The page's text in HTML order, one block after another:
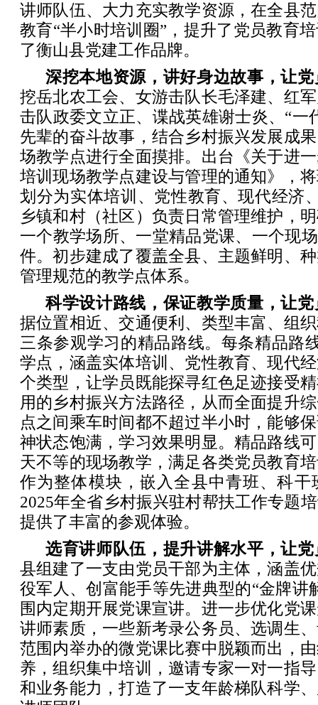
讲师队伍、大力充实教学资源，在全县
教育“半小时培训圈”，提升了党员教育
了衡山县党建工作品牌。
深挖本地资源，讲好身边故事，让
挖岳北农工会、女游击队长毛泽建、红
击队政委文立正、谍战英雄谢士炎、“一
先辈的奋斗故事，结合乡村振兴发展成
场教学点进行全面摸排。出台《关于进
培训现场教学点建设与管理的通知》，
划分为实体培训、党性教育、现代经济
乡镇和村（社区）负责日常管理维护，
一个教学场所、一堂精品党课、一个现
件。初步建成了覆盖全县、主题鲜明、
管理规范的教学点体系。
科学设计路线，保证教学质量，让
据位置相近、交通便利、类型丰富、组
三条参观学习的精品路线。每条精品路
学点，涵盖实体培训、党性教育、现代
个类型，让学员既能探寻红色足迹接受
用的乡村振兴方法路径，从而全面提升
点之间乘车时间都不超过半小时，能够
神状态饱满，学习效果明显。精品路线
天不等的现场教学，满足各类党员教育
作为整体模块，嵌入全县中青班、科干
2025年全省乡村振兴驻村帮扶工作专题
提供了丰富的参观体验。
选育讲师队伍，提升讲解水平，让
县组建了一支由党员干部为主体，涵盖
役军人、创富能手等先进典型的“金牌讲
围内定期开展党课宣讲。进一步优化党
讲师素质，一些新考录公务员、选调生
范围内举办的微党课比赛中脱颖而出，
养，组织集中培训，邀请专家一对一指
和业务能力，打造了一支年龄梯队科学